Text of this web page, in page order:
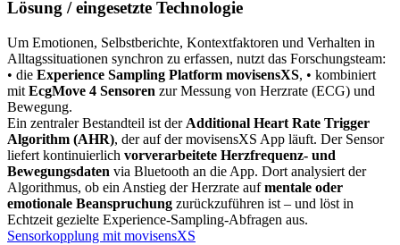
Lösung / eingesetzte Technologie
Um Emotionen, Selbstberichte, Kontextfaktoren und Verhalten in
Alltagssituationen synchron zu erfassen, nutzt das Forschungsteam:
• die Experience Sampling Platform movisensXS, • kombiniert
mit EcgMove 4 Sensoren zur Messung von Herzrate (ECG) und
Bewegung.
Ein zentraler Bestandteil ist der Additional Heart Rate Trigger
Algorithm (AHR), der auf der movisensXS App läuft. Der Sensor
liefert kontinuierlich vorverarbeitete Herzfrequenz- und
Bewegungsdaten via Bluetooth an die App. Dort analysiert der
Algorithmus, ob ein Anstieg der Herzrate aufmentale oder
emotionale Beanspruchung zurückzuführen ist – und löst in
Echtzeit gezielte Experience-Sampling-Abfragen aus.
Sensorkopplung mit movisensXS